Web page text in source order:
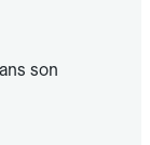
son